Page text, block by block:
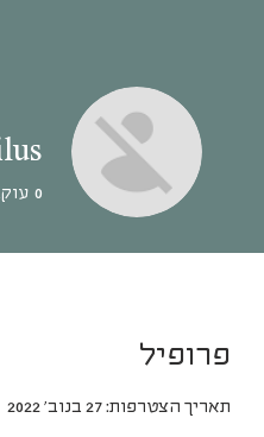
0
פרופיל
תאריך הצטרפות: 27 בנוב׳ 2022